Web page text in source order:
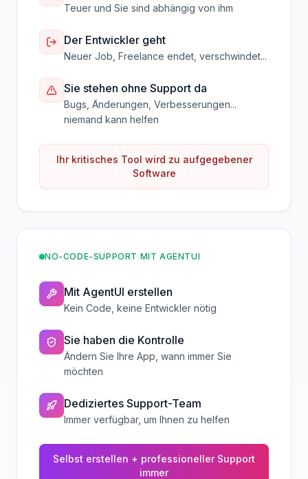
Teuer und Sie sind abhängig von ihm
Der Entwickler geht
Neuer Job, Freelance endet, verschwindet...
Sie stehen ohne Support da
Bugs, Änderungen, Verbesserungen...
niemand kann helfen
Ihr kritisches Tool wird zu aufgegebener
Software
NO-CODE-SUPPORT MIT AGENTUI
Mit AgentUI erstellen
Kein Code, keine Entwickler nötig
Sie haben die Kontrolle
Ändern Sie Ihre App, wann immer Sie
möchten
Dediziertes Support-Team
Immer verfügbar, um Ihnen zu helfen
Selbst erstellen + professioneller Support
immer